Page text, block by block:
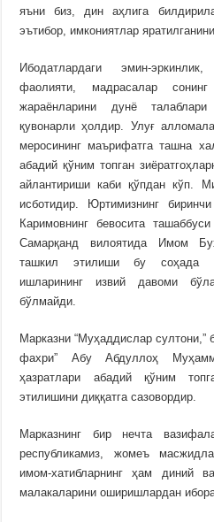
яъни биз, дин аҳлига
эътибор, имкониятлар
Ибодатлардаги эмин-
фаолияти, мадрасалар
жараёнларини дунё талаблари
қувонарли ҳолдир. Улуғ
меросининг маърифатга ташна
абадий қўним топган
айлантириши каби қўпдан кўп.
исботидир. Юртимизнинг
Каримовнинг бевосита
Самарқанд вилоятида Имом
ташкил этилиши бу соҳада
ишларининг извий давоми
бўлмайди.
Марказни “Муҳаддислар
фахри” Абу Абдуллоҳ
ҳазратлари абадий қўним
этилишини диққатга сазовордир.
Марказнинг бир нечта
республикамиз, жомеъ
имом-хатибларнинг ҳам диний
малакаларини оширишлардан